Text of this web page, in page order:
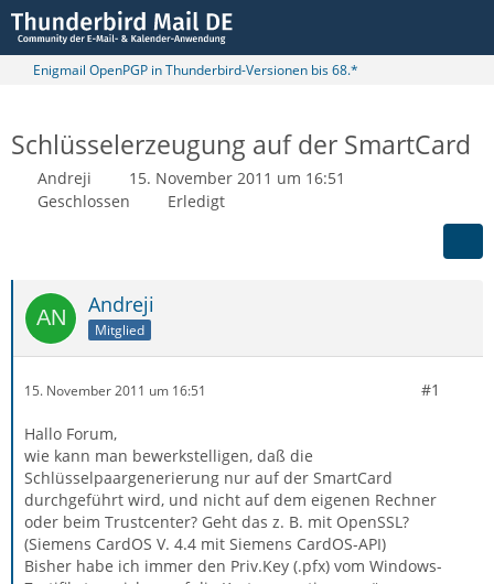
Enigmail OpenPGP in Thunderbird-Versionen bis 68.*
Schlüsselerzeugung auf der SmartCard
Andreji
15. November 2011 um 16:51
Geschlossen
Erledigt
Andreji
Mitglied
15. November 2011 um 16:51 #1
Hallo Forum,
wie kann man bewerkstelligen, daß die
Schlüsselpaargenerierung nur auf der SmartCard
durchgeführt wird, und nicht auf dem eigenen Rechner
oder beim Trustcenter? Geht das z. B. mit OpenSSL?
(Siemens CardOS V. 4.4 mit Siemens CardOS-API)
Bisher habe ich immer den Priv.Key (.pfx) vom Windows-